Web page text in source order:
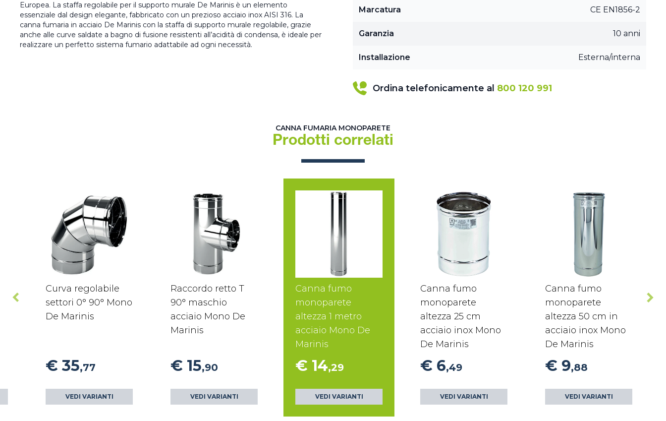
Europea. La staffa regolabile per il supporto murale De Marinis è un elemento
essenziale dal design elegante, fabbricato con un prezioso acciaio inox AISI 316. La
canna fumaria in acciaio De Marinis con la staffa di supporto murale regolabile, grazie
anche alle curve saldate a bagno di fusione resistenti all’acidità di condensa, è ideale per
realizzare un perfetto sistema fumario adattabile ad ogni necessità.
Marcatura CE EN1856-2
Garanzia 10 anni
Installazione Esterna/interna
Ordina telefonicamente al 800 120 991
CANNA FUMARIA MONOPARETE
Prodotti correlati
Curva regolabile
settori 0° 90° Mono
De Marinis
€ 35,77
VEDI VARIANTI
Raccordo retto T
90° maschio
acciaio Mono De
Marinis
€ 15,90
VEDI VARIANTI
Canna fumo
monoparete
altezza 1 metro
acciaio Mono De
Marinis
€ 14,29
VEDI VARIANTI
Canna fumo
monoparete
altezza 25 cm
acciaio inox Mono
De Marinis
€ 6,49
VEDI VARIANTI
Canna fumo
monoparete
altezza 50 cm in
acciaio inox Mono
De Marinis
€ 9,88
VEDI VARIANTI